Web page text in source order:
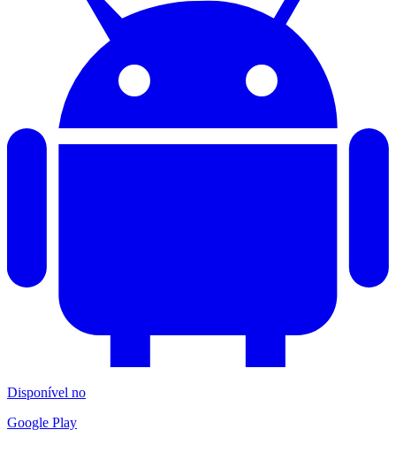
Disponível no
Google Play